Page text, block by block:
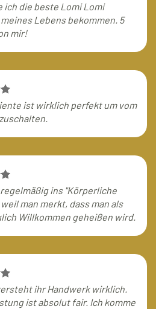
ich die beste Lomi Lomi
meines Lebens bekommen. 5
mir!
ist wirklich perfekt um vom
ins "Körperliche
man merkt, dass man als
Willkommen geheißen wird.
ihr Handwerk wirklich.
ist absolut fair. Ich komme